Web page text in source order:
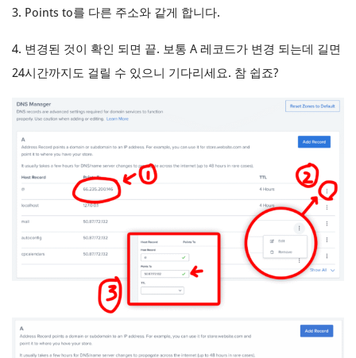
3. Points to를 다른 주소와 같게 합니다.
4. 변경된 것이 확인 되면 끝. 보통 A 레코드가 변경 되는데 길면
24시간까지도 걸릴 수 있으니 기다리세요. 참 쉽죠?